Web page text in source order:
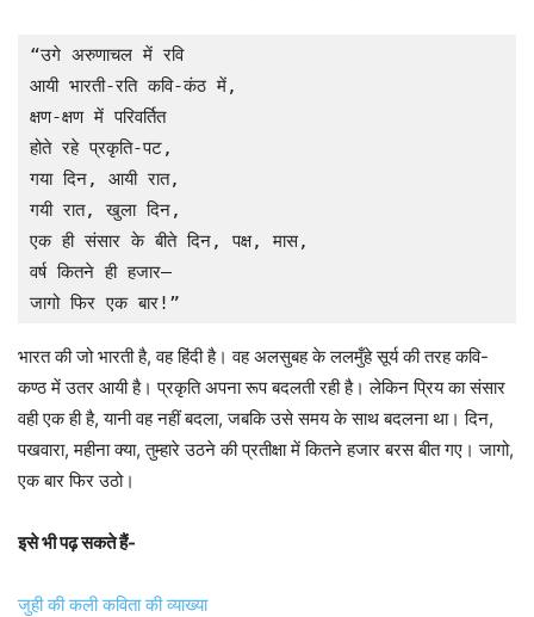
“उगे अरुणाचल में रवि
आयी भारती-रति कवि-कंठ में,
क्षण-क्षण में परिवर्तित
होते रहे प्रकृति-पट,
गया दिन, आयी रात,
गयी रात, खुला दिन,
एक ही संसार के बीते दिन, पक्ष, मास,
वर्ष कितने ही हजार—
जागो फिर एक बार!”
भारत की जो भारती है, वह हिंदी है। वह अलसुबह के ललमुँहे सूर्य की तरह कवि-
कण्ठ में उतर आयी है। प्रकृति अपना रूप बदलती रही है। लेकिन प्रिय का संसार
वही एक ही है, यानी वह नहीं बदला, जबकि उसे समय के साथ बदलना था। दिन,
पखवारा, महीना क्या, तुम्हारे उठने की प्रतीक्षा में कितने हजार बरस बीत गए। जागो,
एक बार फिर उठो।
इसे भी पढ़ सकते हैं-
जुही की कली कविता की व्याख्या